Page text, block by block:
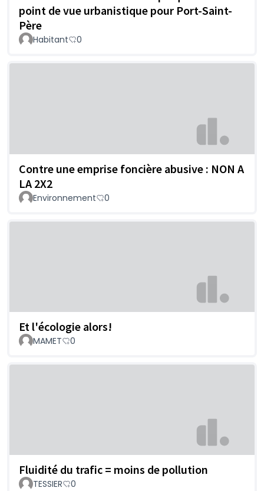
point de vue urbanistique pour Port-Saint-
Père
Habitant 0
Contre une emprise foncière abusive : NON A
LA 2X2
Environnement 0
Et l'écologie alors!
MAMET 0
Fluidité du trafic = moins de pollution
TESSIER 0